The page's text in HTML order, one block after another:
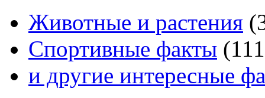
Животные и растения (
Спортивные факты (111
и другие интересные